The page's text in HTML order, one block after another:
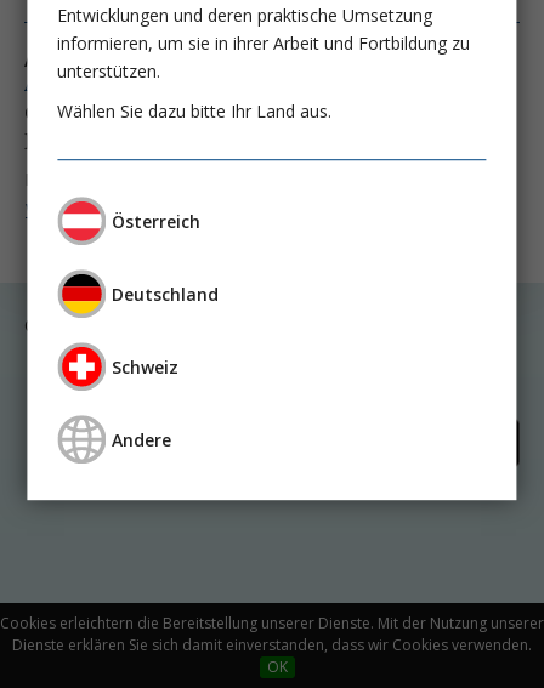
Cookies erleichtern die Bereitstellung unserer Dienste. Mit der Nutzung unserer
Dienste erklären Sie sich damit einverstanden, dass wir Cookies verwenden.
OK
Autor von folgenden Artikeln:
Ausgabe 2/26
CKD und HFrEF:
Fantastic Four auch bei eGFR unter 30?
Weiter lesen ...
© Medicom VerlagsgmbH
Entwicklungen und deren praktische Umsetzung
informieren, um sie in ihrer Arbeit und Fortbildung zu
unterstützen.
Wählen Sie dazu bitte Ihr Land aus.
Österreich
Deutschland
Schweiz
Andere